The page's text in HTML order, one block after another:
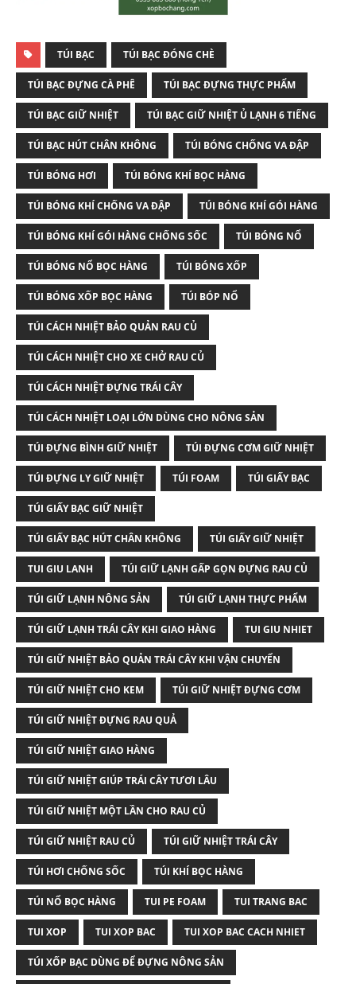
TÚI BẠC TÚI BẠC ĐÓNG CHÈ
TÚI BẠC ĐỰNG CÀ PHÊ TÚI BẠC ĐỰNG THỰC PHẨM
TÚI BẠC GIỮ NHIỆT TÚI BẠC GIỮ NHIỆT Ủ LẠNH 6 TIẾNG
TÚI BẠC HÚT CHÂN KHÔNG TÚI BÓNG CHỐNG VA ĐẬP
TÚI BÓNG HƠI TÚI BÓNG KHÍ BỌC HÀNG
TÚI BÓNG KHÍ CHỐNG VA ĐẬP TÚI BÓNG KHÍ GÓI HÀNG
TÚI BÓNG KHÍ GÓI HÀNG CHỐNG SỐC TÚI BÓNG NỔ
TÚI BÓNG NỔ BỌC HÀNG TÚI BÓNG XỐP
TÚI BÓNG XỐP BỌC HÀNG TÚI BÓP NỔ
TÚI CÁCH NHIỆT BẢO QUẢN RAU CỦ
TÚI CÁCH NHIỆT CHO XE CHỞ RAU CỦ
TÚI CÁCH NHIỆT ĐỰNG TRÁI CÂY
TÚI CÁCH NHIỆT LOẠI LỚN DÙNG CHO NÔNG SẢN
TÚI ĐỰNG BÌNH GIỮ NHIỆT TÚI ĐỰNG CƠM GIỮ NHIỆT
TÚI ĐỰNG LY GIỮ NHIỆT TÚI FOAM TÚI GIẤY BẠC
TÚI GIẤY BẠC GIỮ NHIỆT
TÚI GIẤY BẠC HÚT CHÂN KHÔNG TÚI GIẤY GIỮ NHIỆT
TUI GIU LANH TÚI GIỮ LẠNH GẤP GỌN ĐỰNG RAU CỦ
TÚI GIỮ LẠNH NÔNG SẢN TÚI GIỮ LẠNH THỰC PHẨM
TÚI GIỮ LẠNH TRÁI CÂY KHI GIAO HÀNG TUI GIU NHIET
TÚI GIỮ NHIỆT BẢO QUẢN TRÁI CÂY KHI VẬN CHUYỂN
TÚI GIỮ NHIỆT CHO KEM TÚI GIỮ NHIỆT ĐỰNG CƠM
TÚI GIỮ NHIỆT ĐỰNG RAU QUẢ
TÚI GIỮ NHIỆT GIAO HÀNG
TÚI GIỮ NHIỆT GIÚP TRÁI CÂY TƯƠI LÂU
TÚI GIỮ NHIỆT MỘT LẦN CHO RAU CỦ
TÚI GIỮ NHIỆT RAU CỦ TÚI GIỮ NHIỆT TRÁI CÂY
TÚI HƠI CHỐNG SỐC TÚI KHÍ BỌC HÀNG
TÚI NỔ BỌC HÀNG TUI PE FOAM TUI TRANG BAC
TUI XOP TUI XOP BAC TUI XOP BAC CACH NHIET
TÚI XỐP BẠC DÙNG ĐỂ ĐỰNG NÔNG SẢN